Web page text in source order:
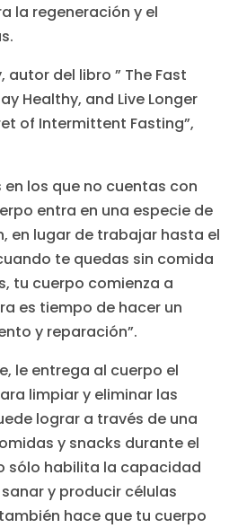
la regeneración y el
autor del libro ” The Fast
Healthy, and Live Longer
of Intermittent Fasting”,
en los que no cuentas con
entra en una especie de
en lugar de trabajar hasta el
te quedas sin comida
tu cuerpo comienza a
es tiempo de hacer un
y reparación”.
le entrega al cuerpo el
limpiar y eliminar las
lograr a través de una
y snacks durante el
sólo habilita la capacidad
y producir células
hace que tu cuerpo